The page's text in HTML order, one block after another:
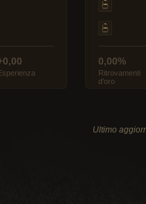
0,00%
Ritrovamenti
d’oro
Ultimo